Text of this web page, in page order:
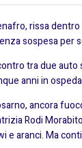
rissa
sospesa per
tra due auto
anni in
ancora
Rodi
e aranci. Ma